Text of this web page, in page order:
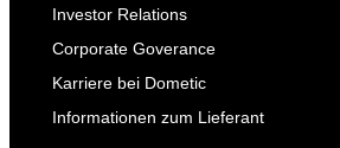
Investor Relations
Corporate Goverance
Karriere bei Dometic
Informationen zum Lieferant